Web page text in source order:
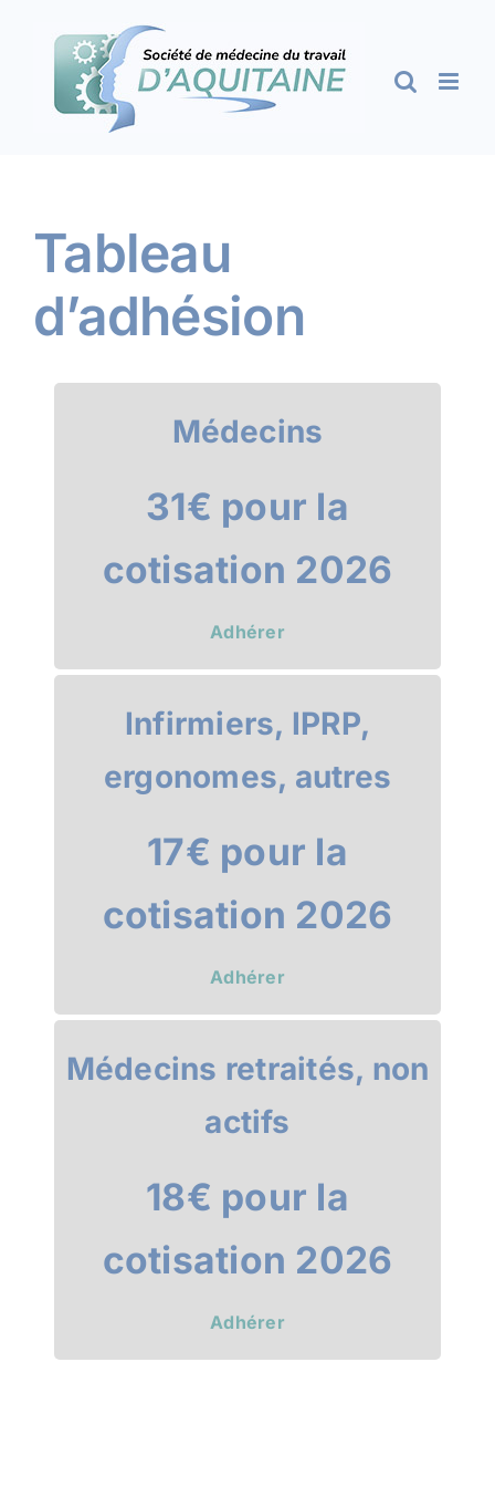
contenu
Tableau
d’adhésion
Médecins
31€ pour la
cotisation 2026
Adhérer
Infirmiers, IPRP,
ergonomes, autres
17€ pour la
cotisation 2026
Adhérer
Médecins retraités, non
actifs
18€ pour la
cotisation 2026
Adhérer